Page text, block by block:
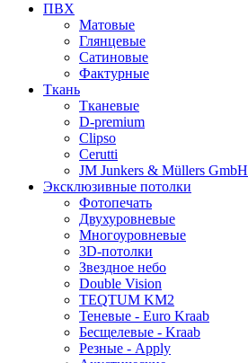
ПВХ
Матовые
Глянцевые
Сатиновые
Фактурные
Ткань
Тканевые
D-premium
Clipso
Cerutti
JM Junkers & Müllers GmbH
Эксклюзивные потолки
Фотопечать
Двухуровневые
Многоуровневые
3D-потолки
Звездное небо
Double Vision
TEQTUM KM2
Теневые - Euro Kraab
Бесщелевые - Kraab
Резные - Apply